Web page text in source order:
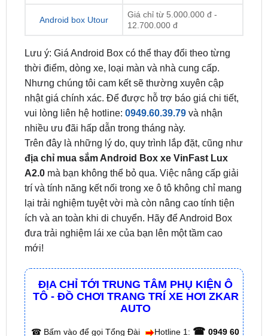
Lưu ý: Giá Android Box có thể thay đổi theo từng
Nhưng chúng tôi cam kết sẽ thường xuyên cập
nhật giá chính xác. Để được hỗ trợ báo giá chi tiết,
vui lòng liên hệ hotline:0949.60.39.79 và nhận
nhiều ưu đãi hấp dẫn trong tháng này.
Trên đây là những lý do, quy trình lắp đặt, cũng như
địa chỉ mua sắm Android Box xe VinFast Lux
A2.0 mà bạn không thể bỏ qua. Việc nâng cấp giải
trí và tính năng kết nối trong xe ô tô không chỉ mang
lại trải nghiệm tuyệt vời mà còn nâng cao tính tiện
ích và an toàn khi di chuyển. Hãy để Android Box
đưa trải nghiệm lái xe của bạn lên một tầm cao
mới!
ĐỊA CHỈ TỚI TRUNG TÂM PHỤ KIỆN Ô
TÔ - ĐỒ CHƠI TRANG TRÍ XE HƠI ZKAR
☎Bấm vào để gọi Tổng Đài Hotline 1:☎ 0949 60
0987 801 029